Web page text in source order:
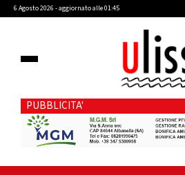
6 Agosto 2026 - aggiornato alle 01:45
PUBBLICITA'